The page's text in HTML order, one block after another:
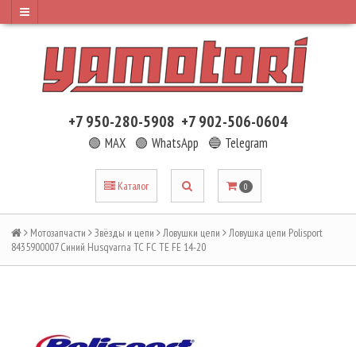
+7 950-280-5908 +7 902-506-0604
🟢 MAX 🟢 WhatsApp 🔵 Telegram
Каталог 0
Мотозапчасти Звёзды и цепи Ловушки цепи
Ловушка цепи Polisport
8435900007 Синий Husqvarna TC FC TE FE 14-20